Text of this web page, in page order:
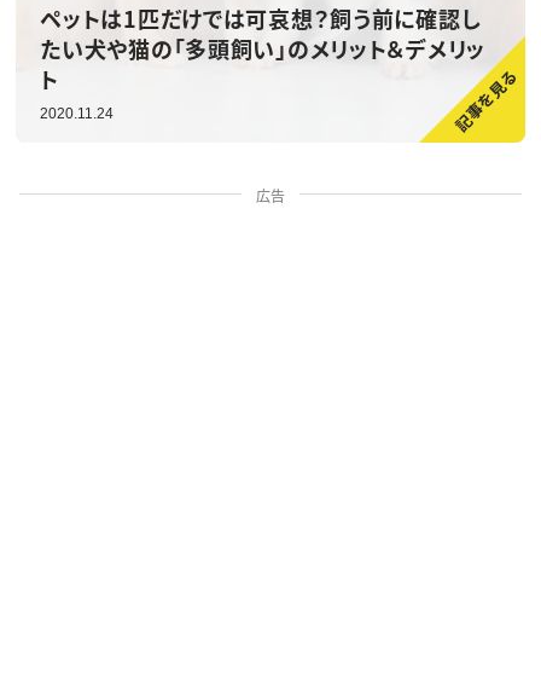
ペットは1匹だけでは可哀想？飼う前に確認し
たい犬や猫の「多頭飼い」のメリット＆デメリッ
ト
2020.11.24
広告